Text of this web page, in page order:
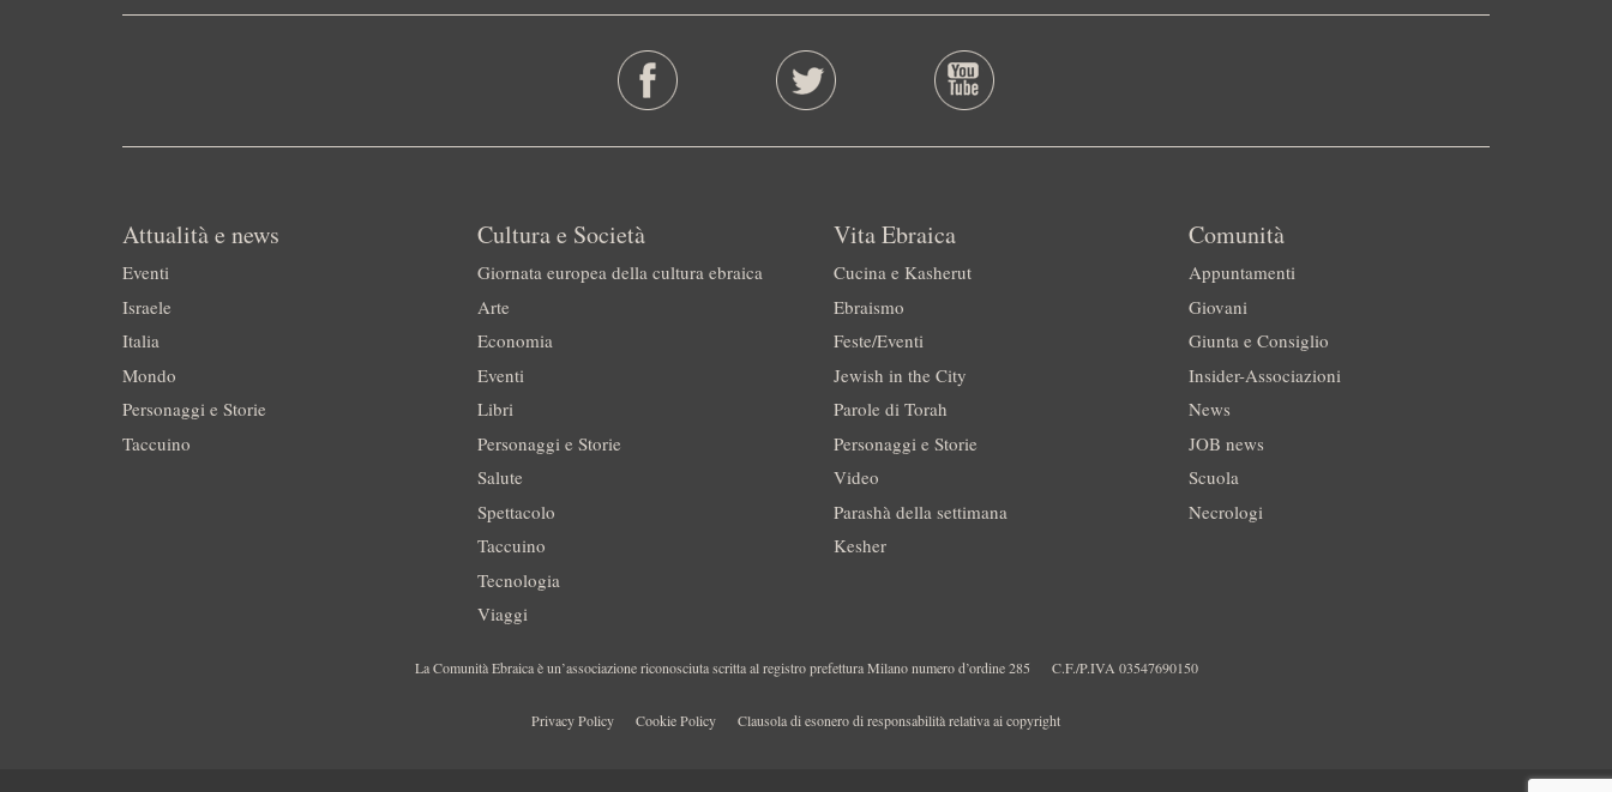
Attualità e news
Eventi
Israele
Italia
Mondo
Personaggi e Storie
Taccuino
Cultura e Società
Giornata europea della cultura ebraica
Arte
Economia
Eventi
Libri
Personaggi e Storie
Salute
Spettacolo
Taccuino
Tecnologia
Viaggi
Vita Ebraica
Cucina e Kasherut
Ebraismo
Feste/Eventi
Jewish in the City
Parole di Torah
Personaggi e Storie
Video
Parashà della settimana
Kesher
Comunità
Appuntamenti
Giovani
Giunta e Consiglio
Insider-Associazioni
News
JOB news
Scuola
Necrologi
La Comunità Ebraica è un’associazione riconosciuta scritta al registro prefettura Milano numero d’ordine 285 C.F./P.IVA 03547690150
Privacy Policy Cookie Policy Clausola di esonero di responsabilità relativa ai copyright